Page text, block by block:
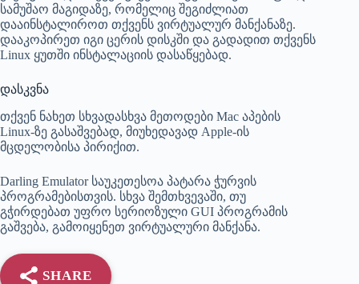
სამუშაო მაგიდაზე, რომელიც შეგიძლიათ
დააინსტალიროთ თქვენს ვირტუალურ მანქანაზე.
დააკოპირეთ იგი ცერის დისკში და გადადით თქვენს
Linux ყუთში ინსტალაციის დასაწყებად.
დასკვნა
თქვენ ნახეთ სხვადასხვა მეთოდები Mac აპების
Linux-ზე გასაშვებად, მიუხედავად Apple-ის
მცდელობისა პირიქით.
Darling Emulator საუკეთესოა პატარა ჭურვის
პროგრამებისთვის. სხვა შემთხვევაში, თუ
გჭირდებათ უფრო სერიოზული GUI პროგრამის
გაშვება, გამოიყენეთ ვირტუალური მანქანა.
SHARE